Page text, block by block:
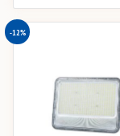
-12%